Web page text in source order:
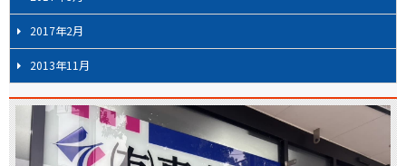
2017年2月
2013年11月